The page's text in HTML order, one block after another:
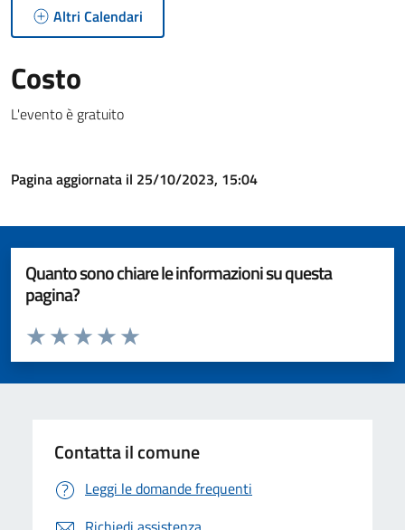
Altri Calendari
Costo
L'evento è gratuito
Pagina aggiornata il 25/10/2023, 15:04
Quanto sono chiare le informazioni su questa
pagina?
Valuta da 1 a 5 stelle la pagina
Valuta 5 stelle su 5
Valuta 4 stelle su 5
Valuta 3 stelle su 5
Valuta 2 stelle su 5
Valuta 1 stelle su 5
Contatta il comune
Leggi le domande frequenti